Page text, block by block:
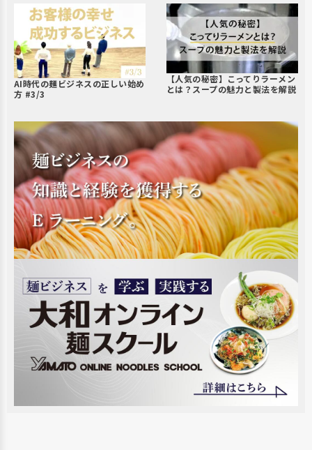
AI時代の麺ビジネスの正しい始め
方 #3/3
【人気の秘密】こってりラーメン
とは？スープの魅力と製法を解説